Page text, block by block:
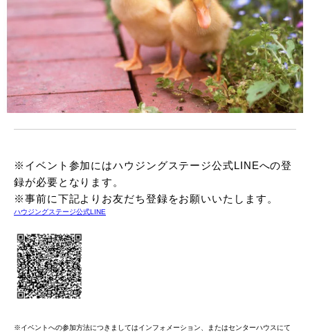
※イベント参加にはハウジングステージ公式LINEへの登
録が必要となります。
※事前に下記よりお友だち登録をお願いいたします。
ハウジングステージ公式LINE
※イベントへの参加方法につきましてはインフォメーション、またはセンターハウスにて